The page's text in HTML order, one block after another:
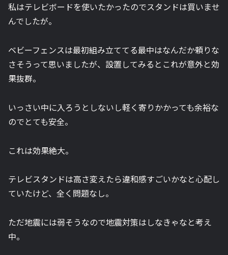
私はテレビボードを使いたかったのでスタンドは買いませ
んでしたが。
ベビーフェンスは最初組み立ててる最中はなんだか頼りな
さそうって思いましたが、設置してみるとこれが意外と効
果抜群。
いっさい中に入ろうとしないし軽く寄りかかっても余裕な
のでとても安全。
これは効果絶大。
テレビスタンドは高さ変えたら違和感すごいかなと心配し
ていたけど、全く問題なし。
ただ地震には弱そうなので地震対策はしなきゃなと考え
中。